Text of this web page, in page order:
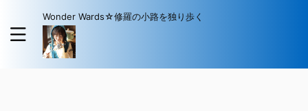
Wonder Wards☆修羅の小路を独り歩く